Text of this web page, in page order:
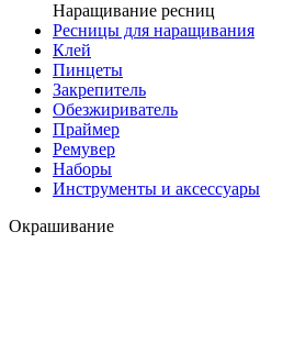
Наращивание ресниц
Ресницы для наращивания
Клей
Пинцеты
Закрепитель
Обезжириватель
Праймер
Ремувер
Наборы
Инструменты и аксессуары
Окрашивание